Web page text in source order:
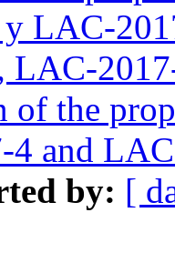
LAC-
LAC-
of the
4 and
by: [